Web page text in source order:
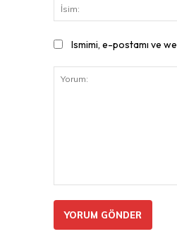
Ismimi, e-postamı ve